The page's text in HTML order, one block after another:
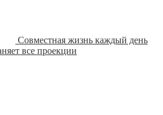
Совместная жизнь каждый день
все проекции